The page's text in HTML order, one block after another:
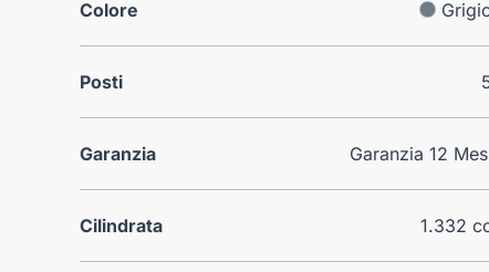
Colore
Posti
Garanzia Garanzia 12
Cilindrata 1.332